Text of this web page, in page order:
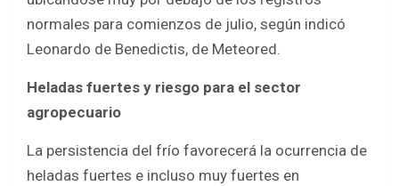
normales para comienzos de julio, según indicó
Leonardo de Benedictis, de Meteored.
Heladas fuertes y riesgo para el sector
agropecuario
La persistencia del frío favorecerá la ocurrencia de
heladas fuertes e incluso muy fuertes en